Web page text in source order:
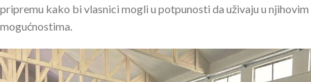
pripremu kako bi vlasnici mogli u potpunosti da uživaju u njihovim
mogućnostima.